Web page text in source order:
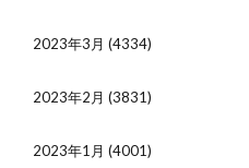
2023年3月 (4334)
2023年2月 (3831)
2023年1月 (4001)